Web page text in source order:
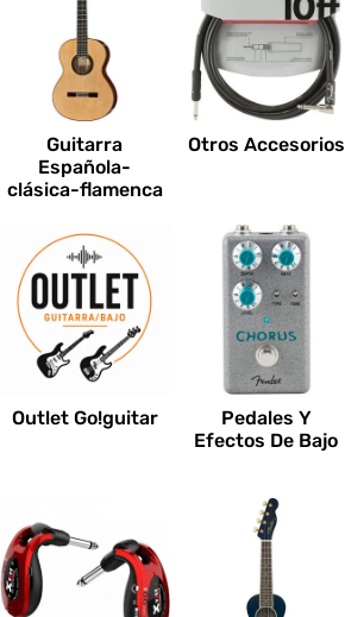
Guitarra
Española-
clásica-flamenca
Otros Accesorios
Outlet Go!guitar
Pedales Y
Efectos De Bajo